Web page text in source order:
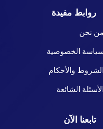
روابط مفيدة
من نحن
سياسة الخصوصية
الشروط والأحكام
الأسئلة الشائعة
تابعنا الآن